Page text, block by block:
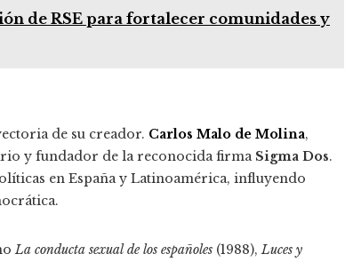
de RSE para fortalecer comunidades y
de su creador. Carlos Malo de Molina,
y fundador de la reconocida firma Sigma Dos.
en España y Latinoamérica, influyendo
La conducta sexual de los españoles (1988),Luces y